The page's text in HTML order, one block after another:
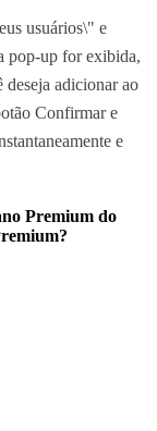
usuários\" e
pop-up for exibida,
deseja adicionar ao
Confirmar e
e
Premium do